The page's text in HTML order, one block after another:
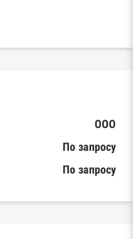
ООО
По запросу
По запросу